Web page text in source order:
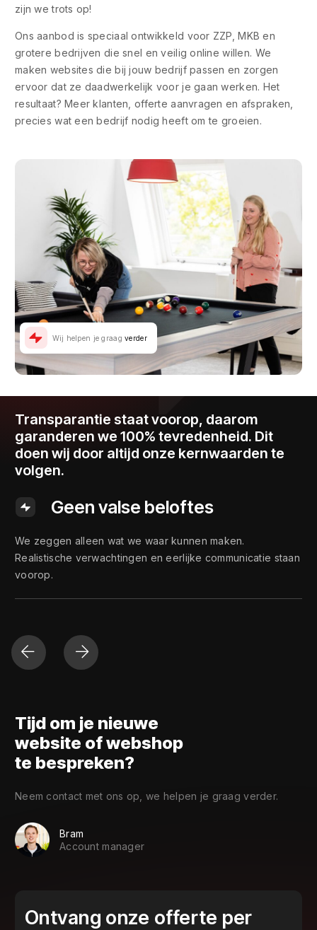
zijn we trots op!
Ons aanbod is speciaal ontwikkeld voor ZZP, MKB en
grotere bedrijven die snel en veilig online willen. We
maken websites die bij jouw bedrijf passen en zorgen
ervoor dat ze daadwerkelijk voor je gaan werken. Het
resultaat? Meer klanten, offerte aanvragen en afspraken,
precies wat een bedrijf nodig heeft om te groeien.
Wij helpen je graagverder
Transparantie staat voorop, daarom
garanderen we 100% tevredenheid. Dit
doen wij door altijd onze kernwaarden te
volgen.
Geen valse beloftes
We zeggen alleen wat we waar kunnen maken.
Realistische verwachtingen en eerlijke communicatie staan
voorop.
Tijd om je nieuwe
website of webshop
te bespreken?
Neem contact met ons op, we helpen je graag verder.
Bram
Account manager
Ontvang onze offerte per